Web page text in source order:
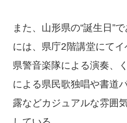
また、山形県の“誕生日”
には、県庁2階講堂にてイ
県警音楽隊による演奏、
による県民歌独唱や書道
露などカジュアルな雰囲